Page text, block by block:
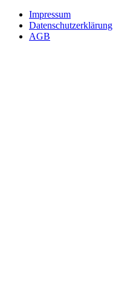
Impressum
Datenschutzerklärung
AGB